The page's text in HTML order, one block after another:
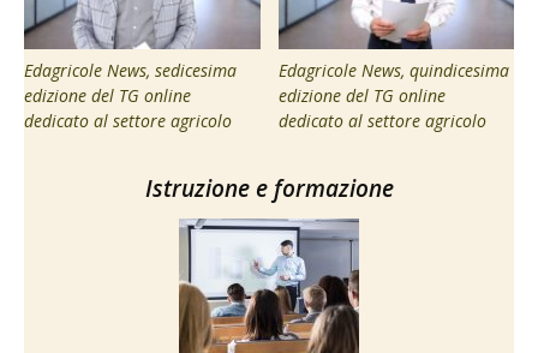
Edagricole News, sedicesima
edizione del TG online
dedicato al settore agricolo
Edagricole News, quindicesima
edizione del TG online
dedicato al settore agricolo
Istruzione e formazione